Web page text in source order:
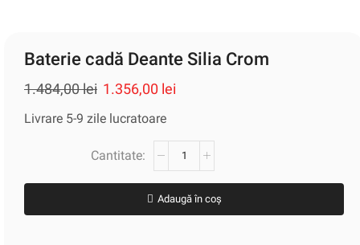
Baterie cadă Deante Silia Crom
1.484,00lei 1.356,00 lei
Livrare 5-9 zile lucratoare
Adaugă în coș